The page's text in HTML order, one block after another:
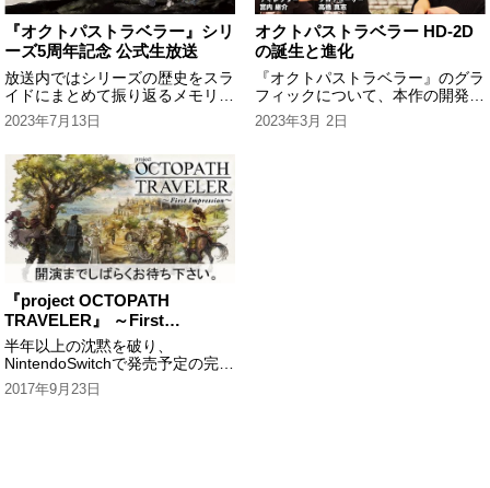
『オクトパストラベラー』シリ
ーズ5周年記念 公式生放送
放送内ではシリーズの歴史をスラ
イドにまとめて振り返るメモリア
ルコーナーや、ユーザーアンケー
ト投票企画の結果発表を中心に、
ひご期待くださ
2023年7月13日
オクトパストラベラー HD-2D
の誕生と進化
『オクトパストラベラー』のグラ
フィックについて、本作の開発陣
を迎え、「HD-2D」がどのよう
に生まれ、『オクトパストラベラ
2023年3月 2日
『project OCTOPATH
TRAVELER』 ～First
Impression～
半年以上の沈黙を破り、
NintendoSwitchで発売予定の完全
新作RPG『プロジェクトオクト
パストラベラー』の魅力をお届け
2017年9月23日